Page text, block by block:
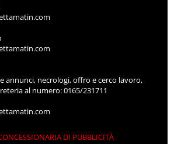
annunci, necrologi, offro e cerco lavoro,
al numero: 0165/231711
DI PUBBLICITÀ